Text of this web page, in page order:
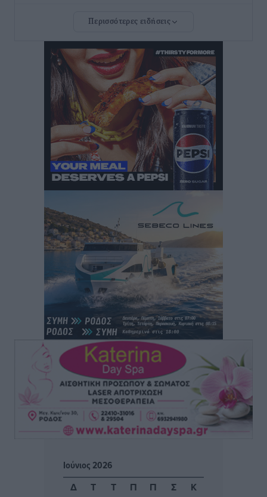
ανακοίνωσε ο Άδωνις Γεωργιάδης
Iατρικός Σύλλογος Ροδου προς Α. Γεωργιάδη:
Στρατηγικές Προτάσεις για την Ενίσχυση της
Δημόσιας Υγείας στη Νησιωτική Ελλάδα και στα
Νοσοκομεία της Γ΄ Ζώνης
Τοπικές Ειδήσεις• πριν 2 ώρες
Πάνθηρες: Ξεκίνησαν αισιόδοξοι για την παρθενική
“πτήση” τους
Αθλητικά• πριν 2 ώρες
Άρης Αρχαγγέλου: Στο πλευρό του άτυχου Ιάκωβου
Θωμά
Αθλητικά• πριν 2 ώρες
Φοίβος: Η μεγάλη επιστροφή του Μπρένο Σαλβατιέρα
πριν 2 ώρες
Κλεάνθης: Έτοιμες οι κάρτες διαρκείας της νέας
σεζόν
Αθλητικά πριν 2 ώρες
Ατρόμητος Διμυλιάς: Ο Μαργαρίτης και μία
αδιαπραγμάτευτη φιλοσοφία
Αθλητικά• πριν 2 ώρες
Παπαεμμανουήλ
πριν 4 ώρες
Περισσότερες ειδήσεις
Ιούνιος 2026
Δ
Τ Τ Π Π Σ Κ